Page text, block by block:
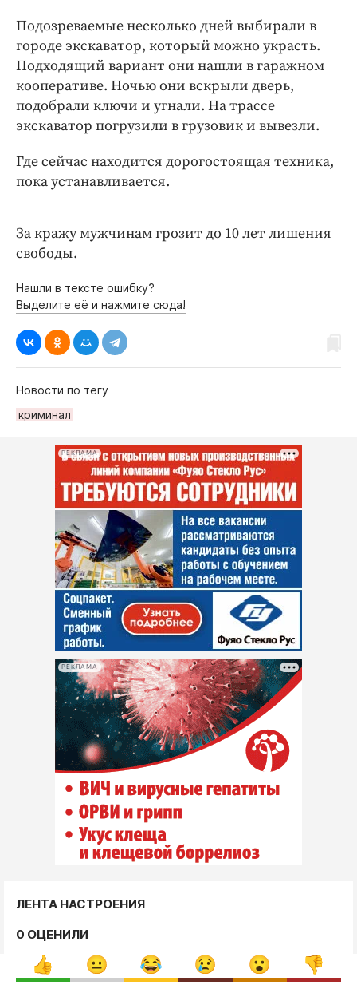
Подозреваемые несколько дней выбирали в
городе экскаватор, который можно украсть.
Подходящий вариант они нашли в гаражном
кооперативе. Ночью они вскрыли дверь,
подобрали ключи и угнали. На трассе
экскаватор погрузили в грузовик и вывезли.
Где сейчас находится дорогостоящая техника,
пока устанавливается.
За кражу мужчинам грозит до 10 лет лишения
свободы.
Нашли в тексте ошибку?
Выделите её и нажмите сюда!
Новости по тегу
криминал
РЕКЛАМА
РЕКЛАМА
ЛЕНТА НАСТРОЕНИЯ
0 ОЦЕНИЛИ